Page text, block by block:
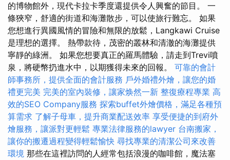
的博物館外，現代卡拉卡季度還提供令人興奮的節目。 一
條狹窄，舒適的街道和海灘散步，可以使旅行難忘。 如果
您想進行異國風情的冒險和無限的放鬆，Langkawi Cruise
是理想的選擇。 熱帶款待，茂密的叢林和清澈的海灘提供
寧靜的綠洲。 如果您想要真正的羅馬體驗，請走到Trevi噴
泉，將硬幣扔進水中，以期獲得未來的回報。 可靠的會計
師事務所，提供全面的會計服務 戶外婚禮外燴，讓您的婚
禮更完美 完美的室內裝修，讓家焕然一新 整復療程專業 高
效的SEO Company服務 探索buffet外燴價格，滿足各種預
算需求 了解子母車，提升商業配送效率 享受便捷的到府外
燴服務，讓派對更輕鬆 專業法律服務的lawyer 台南搬家，
讓你的搬遷過程變得輕鬆愉快 尋找專業的清潔公司來改善
環境 那些在這裡訪問的人經常包括浪漫的咖啡館，魔法塞